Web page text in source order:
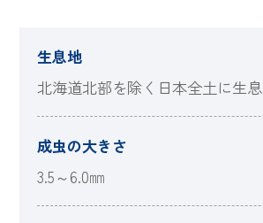
生息地
北海道北部を除く日本全土に生息
成虫の大きさ
3.5～6.0㎜